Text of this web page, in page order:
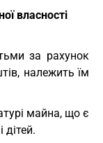
власності
за рахунок
належить їм
майна, що є
дітей.